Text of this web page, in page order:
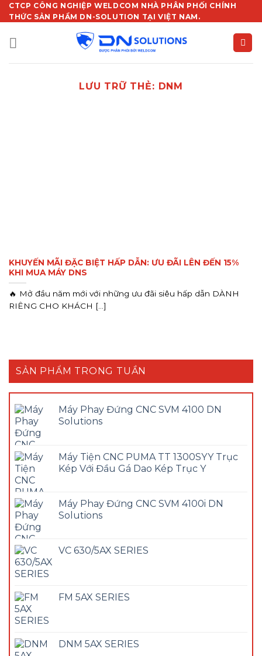
Chuyển
đến
nội
dung
CTCP CÔNG NGHIỆP WELDCOM NHÀ PHÂN PHỐI CHÍNH
THỨC SẢN PHẨM DN-SOLUTION TẠI VIỆT NAM.
LƯU TRỮ THẺ: DNM
KHUYẾN MÃI ĐẶC BIỆT HẤP DẪN: ƯU ĐÃI LÊN ĐẾN 15%
KHI MUA MÁY DNS
🔥 Mở đầu năm mới với những ưu đãi siêu hấp dẫn DÀNH
RIÊNG CHO KHÁCH [...]
SẢN PHẨM TRONG TUẦN
Máy Phay Đứng CNC SVM 4100 DN
Solutions
Máy Tiện CNC PUMA TT 1300SYY Trục
Kép Với Đầu Gá Dao Kép Trục Y
Máy Phay Đứng CNC SVM 4100i DN
Solutions
VC 630/5AX SERIES
FM 5AX SERIES
DNM 5AX SERIES